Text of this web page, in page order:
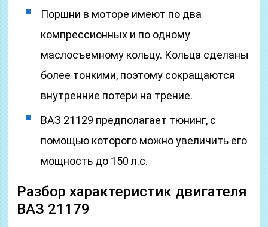
Поршни в моторе имеют по два
компрессионных и по одному
маслосъемному кольцу. Кольца сделаны
более тонкими, поэтому сокращаются
внутренние потери на трение.
ВАЗ 21129 предполагает тюнинг, с
помощью которого можно увеличить его
мощность до 150 л.с.
Разбор характеристик двигателя
ВАЗ 21179